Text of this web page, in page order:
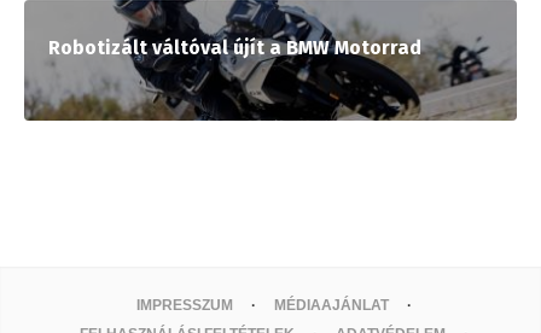
Robotizált váltóval újít a BMW Motorrad
IMPRESSZUM
MÉDIAAJÁNLAT